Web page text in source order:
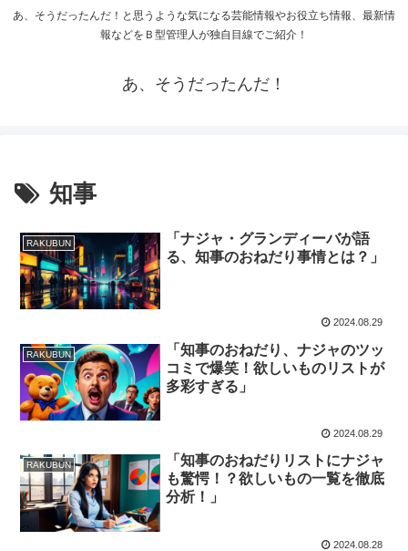
あ、そうだったんだ！と思うような気になる芸能情報やお役立ち情報、最新情
報などをＢ型管理人が独自目線でご紹介！
あ、そうだったんだ！
知事
RAKUBUN
「ナジャ・グランディーバが語
る、知事のおねだり事情とは？」
2024.08.29
RAKUBUN
「知事のおねだり、ナジャのツッ
コミで爆笑！欲しいものリストが
多彩すぎる」
2024.08.29
RAKUBUN
「知事のおねだりリストにナジャ
も驚愕！？欲しいもの一覧を徹底
分析！」
2024.08.28